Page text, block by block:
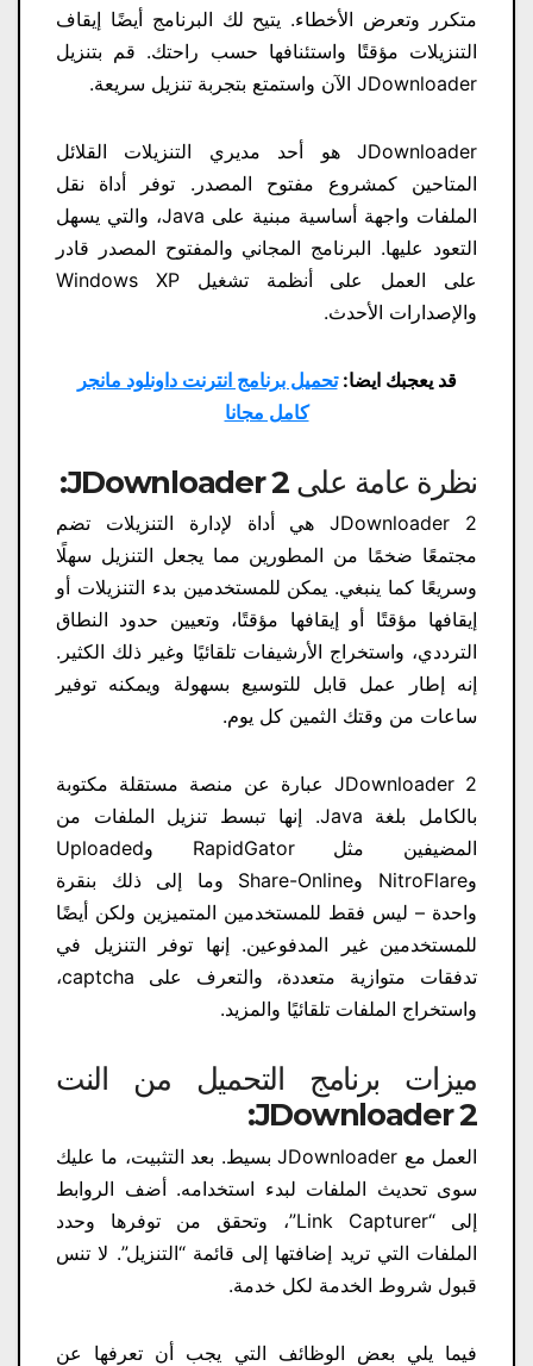
متكرر وتعرض الأخطاء. يتيح لك البرنامج أيضًا إيقاف
التنزيلات مؤقتًا واستئنافها حسب راحتك. قم بتنزيل
JDownloader الآن واستمتع بتجربة تنزيل سريعة.
JDownloader هو أحد مديري التنزيلات القلائل
المتاحين كمشروع مفتوح المصدر. توفر أداة نقل
الملفات واجهة أساسية مبنية على Java، والتي يسهل
التعود عليها. البرنامج المجاني والمفتوح المصدر قادر
على العمل على أنظمة تشغيل Windows XP
والإصدارات الأحدث.
قد يعجبك ايضا:تحميل برنامج انترنت داونلود مانجر
كامل مجانا
نظرة عامة على JDownloader 2:
JDownloader 2 هي أداة لإدارة التنزيلات تضم
مجتمعًا ضخمًا من المطورين مما يجعل التنزيل سهلًا
وسريعًا كما ينبغي. يمكن للمستخدمين بدء التنزيلات أو
إيقافها مؤقتًا أو إيقافها مؤقتًا، وتعيين حدود النطاق
الترددي، واستخراج الأرشيفات تلقائيًا وغير ذلك الكثير.
إنه إطار عمل قابل للتوسيع بسهولة ويمكنه توفير
ساعات من وقتك الثمين كل يوم.
JDownloader 2 عبارة عن منصة مستقلة مكتوبة
بالكامل بلغة Java. إنها تبسط تنزيل الملفات من
المضيفين مثل RapidGator وUploaded
وNitroFlare وShare-Online وما إلى ذلك بنقرة
واحدة – ليس فقط للمستخدمين المتميزين ولكن أيضًا
للمستخدمين غير المدفوعين. إنها توفر التنزيل في
تدفقات متوازية متعددة، والتعرف على captcha،
واستخراج الملفات تلقائيًا والمزيد.
ميزات برنامج التحميل من النت
JDownloader 2:
العمل مع JDownloader بسيط. بعد التثبيت، ما عليك
سوى تحديث الملفات لبدء استخدامه. أضف الروابط
إلى “Link Capturer”، وتحقق من توفرها وحدد
الملفات التي تريد إضافتها إلى قائمة “التنزيل”. لا تنس
قبول شروط الخدمة لكل خدمة.
فيما يلي بعض الوظائف التي يجب أن تعرفها عن